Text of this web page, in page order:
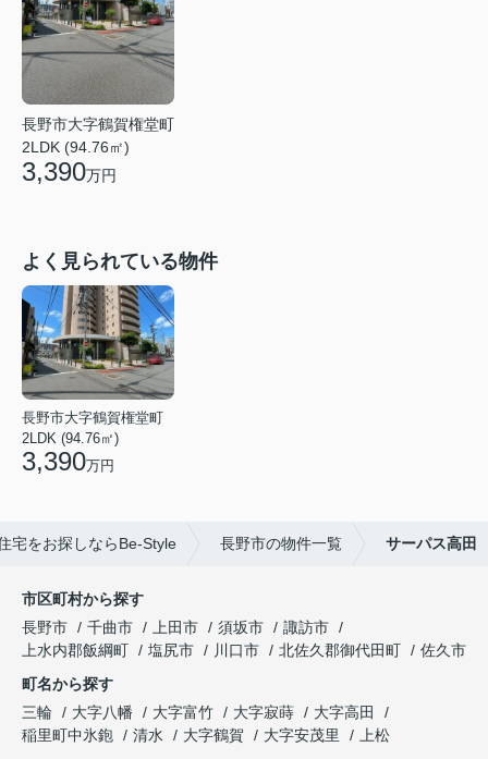
長野市大字鶴賀権堂町
2LDK (94.76㎡)
3,390万円
よく見られている物件
長野市大字鶴賀権堂町
2LDK (94.76㎡)
3,390万円
宅をお探しならBe-Style 長野市の物件一覧 サーパス高田
市区町村から探す
長野市
千曲市 上田市 須坂市
諏訪市
上水内郡飯綱町
塩尻市 川口市 北佐久郡御代田町
佐久市
町名から探す
三輪
大字八幡 大字富竹 大字寂蒔
大字高田
稲里町中氷鉋
清水 大字鶴賀 大字安茂里
上松